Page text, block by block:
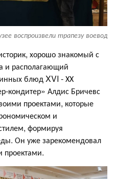
воспроизвели трапезу воевод
хорошо знакомый с
и располагающий
блюд XVI - ХХ
кондитер» Алдис Бричевс
проектами, которые
и
формируя
Он уже зарекомендовал